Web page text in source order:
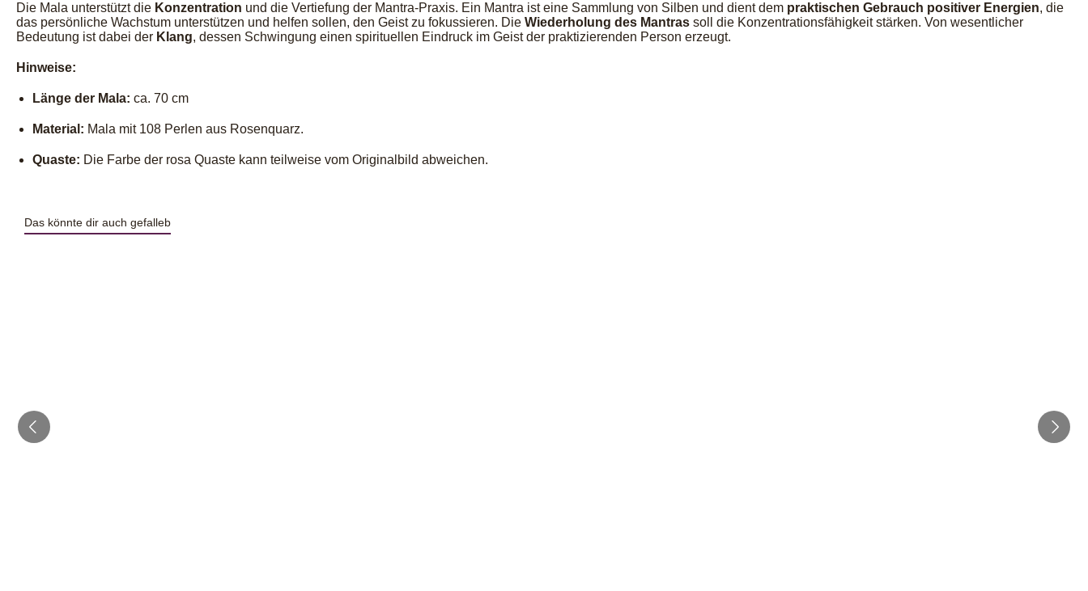
Die Mala unterstützt die Konzentration und die Vertiefung der Mantra-Praxis. Ein Mantra ist eine Sammlung von Silben und dient dem praktischen Gebrauch positiver Energien, die
das persönliche Wachstum unterstützen und helfen sollen, den Geist zu fokussieren. Die Wiederholung des Mantras soll die Konzentrationsfähigkeit stärken. Von wesentlicher
Bedeutung ist dabei der Klang, dessen Schwingung einen spirituellen Eindruck im Geist der praktizierenden Person erzeugt.
Hinweise:
Länge der Mala: ca. 70 cm
Material: Mala mit 108 Perlen aus Rosenquarz.
Quaste: Die Farbe der rosa Quaste kann teilweise vom Originalbild abweichen.
Das könnte dir auch gefalleb